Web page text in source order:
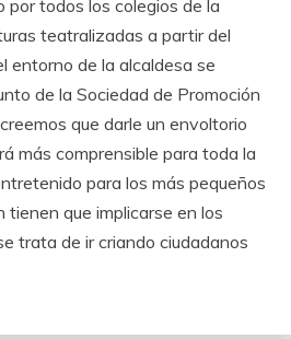
por todos los colegios de la
teatralizadas a partir del
entorno de la alcaldesa se
de la Sociedad de Promoción
que darle un envoltorio
más comprensible para toda la
para los más pequeños
tienen que implicarse en los
trata de ir criando ciudadanos